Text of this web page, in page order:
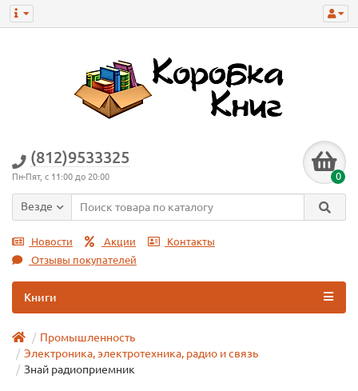
(812)9533325
Пн-Пят, с 11:00 до 20:00 0
Везде
Новости Акции
Контакты
Отзывы покупателей
Книги
Промышленность
Электроника, электротехника, радио и связь
Знай радиоприемник